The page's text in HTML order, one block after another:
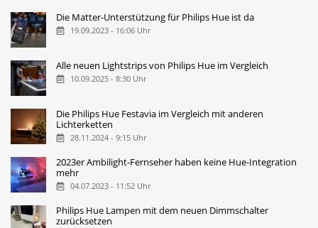
Die Matter-Unterstützung für Philips Hue ist da
19.09.2023 - 16:06 Uhr
Alle neuen Lightstrips von Philips Hue im Vergleich
10.09.2025 - 8:30 Uhr
Die Philips Hue Festavia im Vergleich mit anderen
Lichterketten
28.11.2024 - 9:15 Uhr
2023er Ambilight-Fernseher haben keine Hue-Integration
mehr
04.07.2023 - 11:52 Uhr
Philips Hue Lampen mit dem neuen Dimmschalter
zurücksetzen